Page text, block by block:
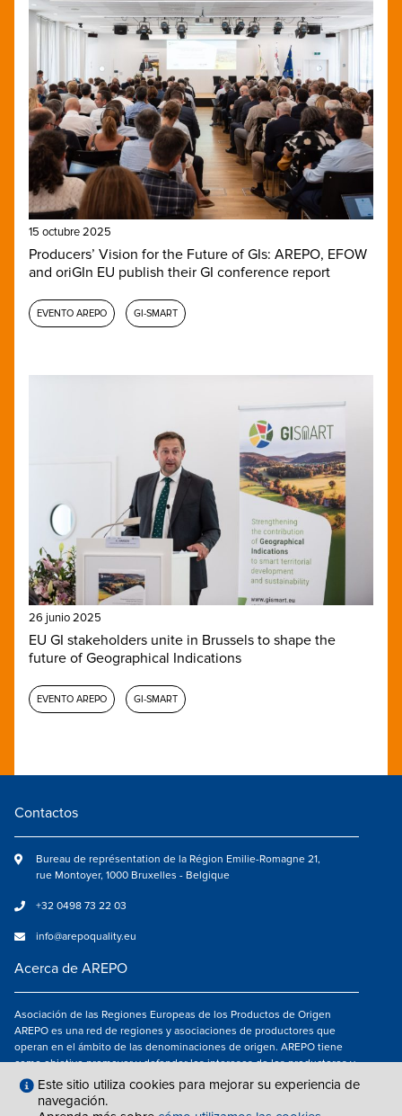
15 octubre 2025
Producers’ Vision for the Future of GIs: AREPO, EFOW
and oriGIn EU publish their GI conference report
EVENTO AREPO GI-SMART
26 junio 2025
EU GI stakeholders unite in Brussels to shape the
future of Geographical Indications
EVENTO AREPO GI-SMART
Contactos
Bureau de représentation de la Région Emilie-Romagne 21,
rue Montoyer, 1000 Bruxelles - Belgique
+32 0498 73 22 03
info@arepoquality.eu
Acerca de AREPO
Asociación de las Regiones Europeas de los Productos de Origen
AREPO es una red de regiones y asociaciones de productores que
operan en el ámbito de las denominaciones de origen. AREPO tiene
como objetivo promover y defender los intereses de los productores y
de los consumidores de las Regiones europeas que se dedican a la
valorización de los productos agroalimentarios de calidad.
Este sitio utiliza cookies para mejorar su experiencia de
navegación.